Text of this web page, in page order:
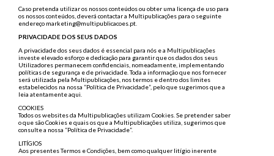
Caso pretenda utilizar os nossos conteúdos ou obter uma licença de uso para
os nossos conteúdos, deverá contactar a Multipublicações para o seguinte
endereço marketing@multipublicacoes.pt.
PRIVACIDADE DOS SEUS DADOS
A privacidade dos seus dados é essencial para nós e a Multipublicações
investe elevado esforço e dedicação para garantir que os dados dos seus
Utilizadores permanecem confidenciais, nomeadamente, implementando
políticas de segurança e de privacidade. Toda a informação que nos fornecer
será utilizada pela Multipublicações, nos termos e dentro dos limites
estabelecidos na nossa “Política de Privacidade”, pelo que sugerimos que a
leia atentamente aqui.
COOKIES
Todos os websites da Multipublicações utilizam Cookies. Se pretender saber
o que são Cookies e quais os que a Multipublicações utiliza, sugerimos que
consulte a nossa “Política de Privacidade”.
LITÍGIOS
Aos presentes Termos e Condições, bem como qualquer litígio inerente